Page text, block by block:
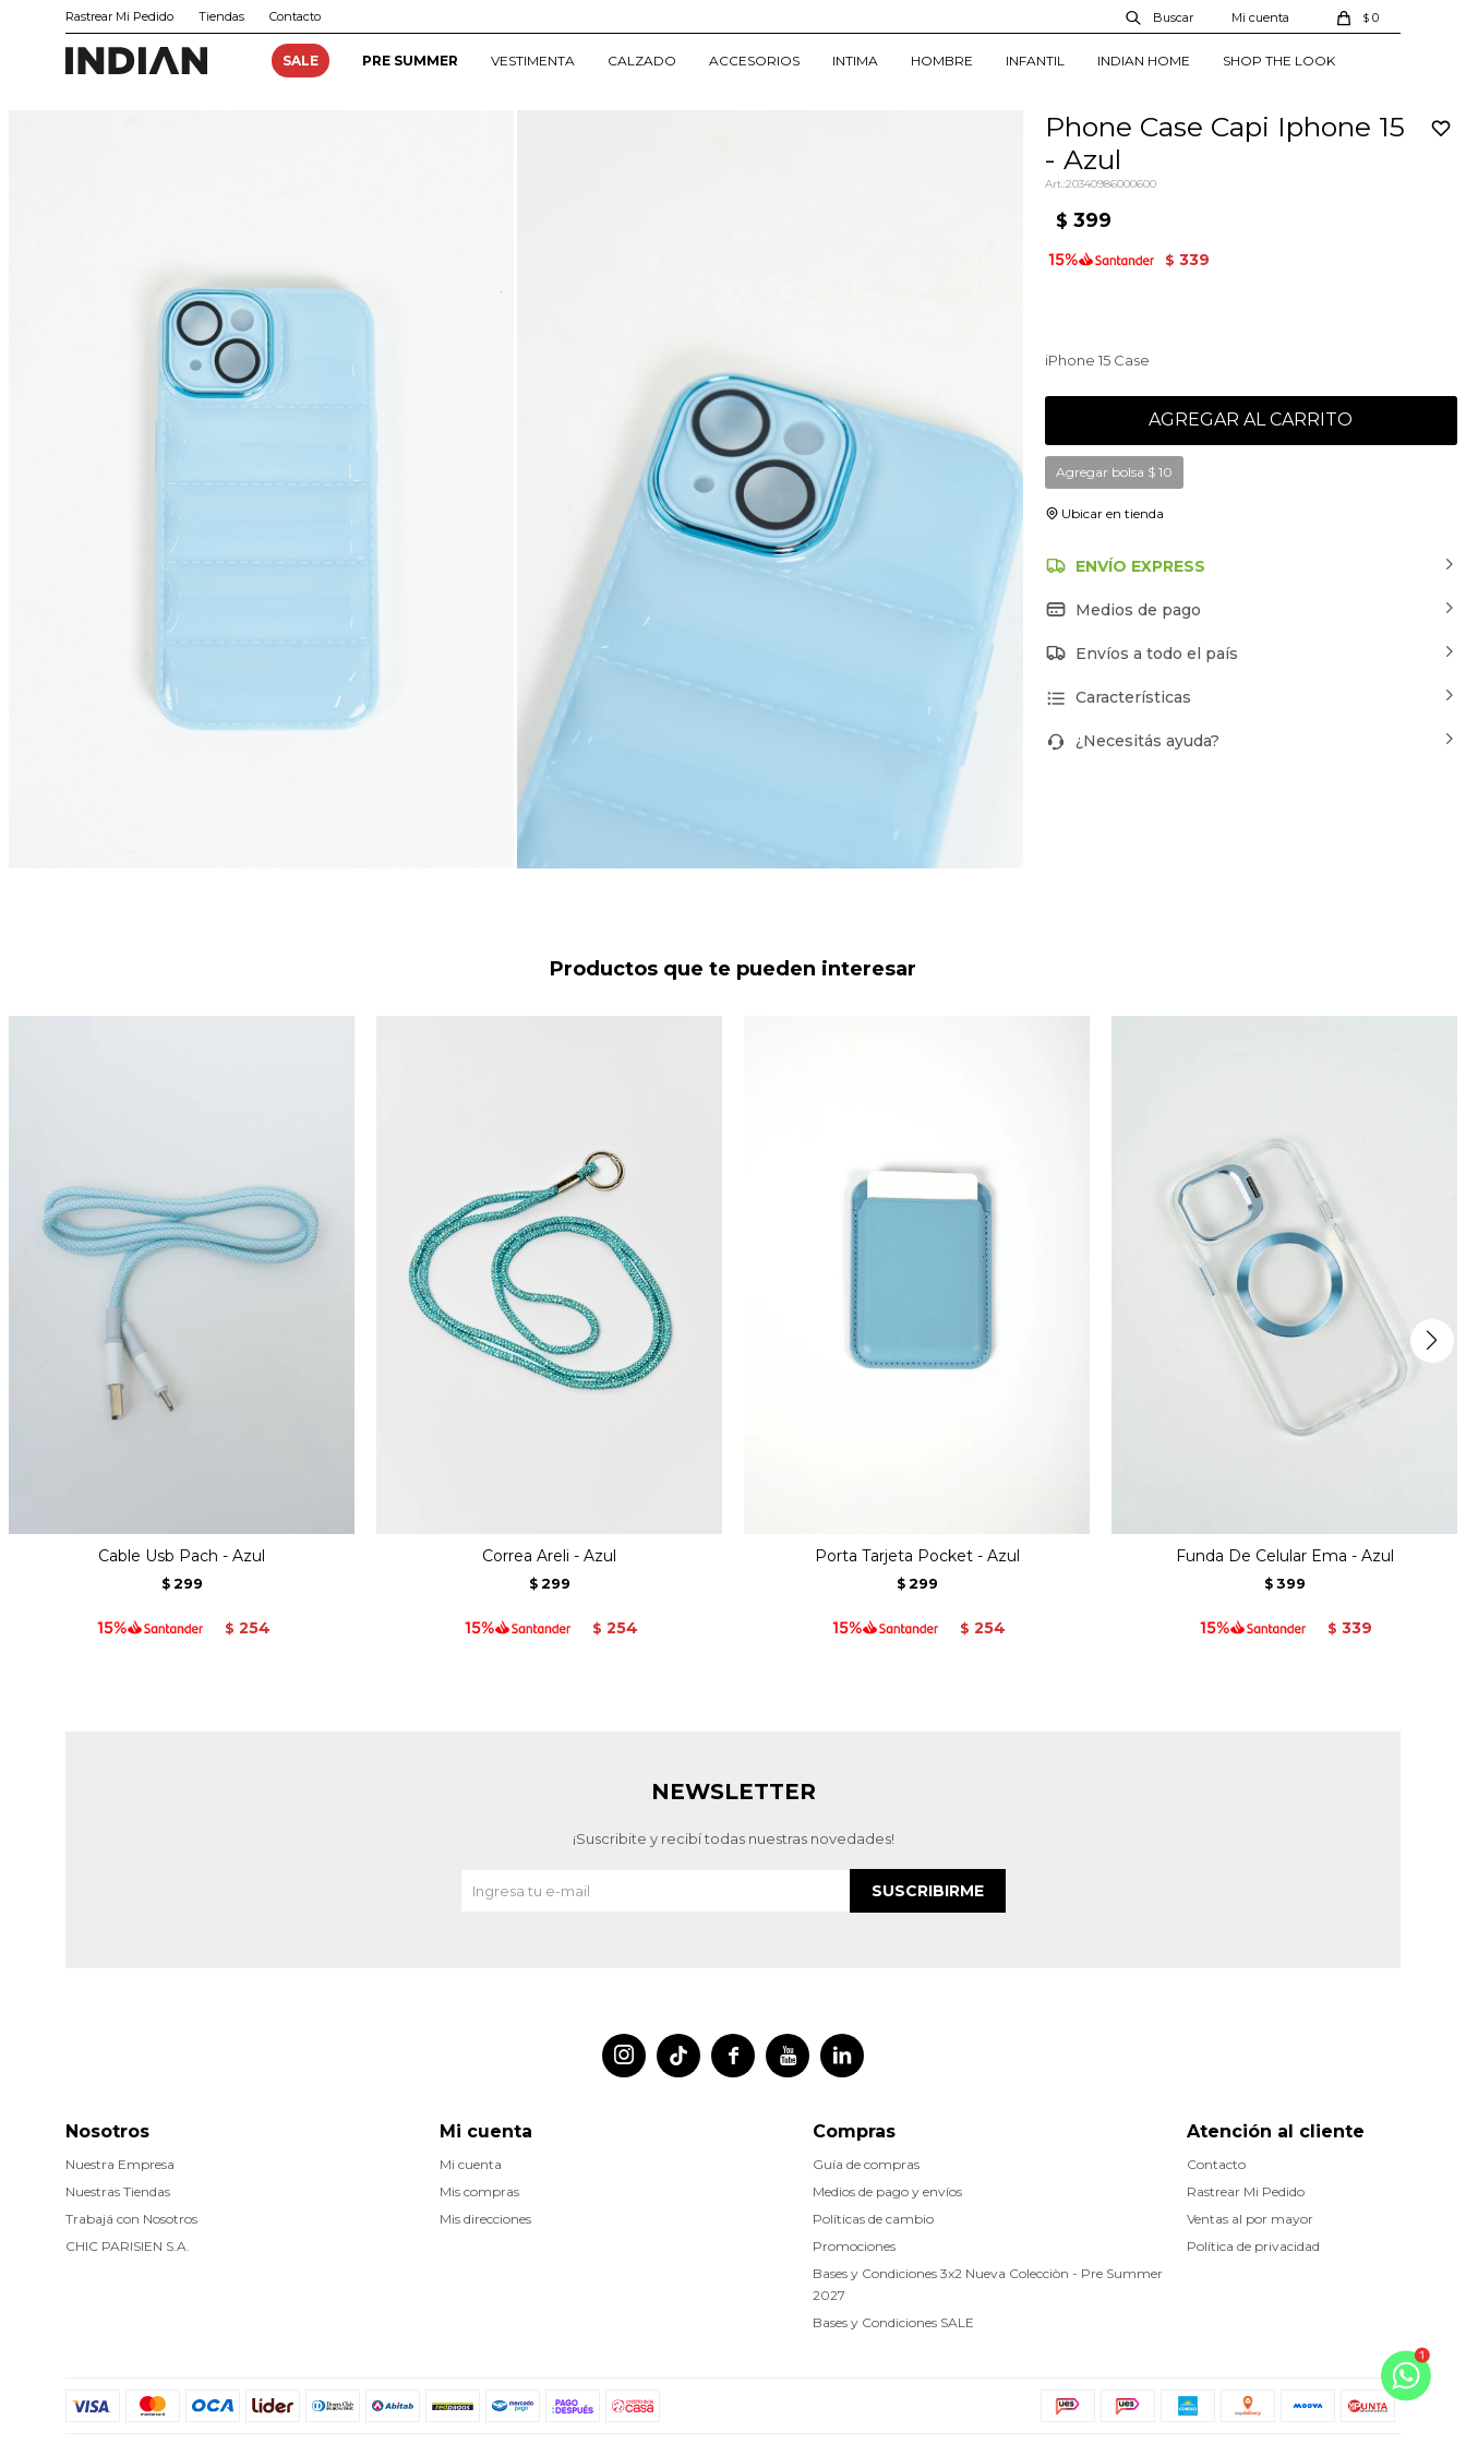
SALE PRE SUMMER VESTIMENTA CALZADO ACCESORIOS INTIMA HOMBRE INFANTIL INDIAN HOME SHOP THE LOOK
$ 0
Rastrear Mi Pedido Tiendas Contacto
Phone Case Capi Iphone 15
- Azul
20340986000600
$ 399
$ 339
iPhone 15 Case
AGREGAR AL CARRITO
Agregar bolsa $ 10
Ubicar en tienda
ENVÍO EXPRESS
Medios de pago
Envíos a todo el país
Características
¿Necesitás ayuda?
Productos que te pueden interesar
Cable Usb Pach - Azul
$ 299
$ 254
Correa Areli - Azul
$ 299
$ 254
Porta Tarjeta Pocket - Azul
$ 299
$ 254
Funda De Celular Ema - Azul
$ 399
$ 339
 
 
Atención al cliente
Contacto
Rastrear Mi Pedido
Ventas al por mayor
Política de privacidad
Nosotros
Nuestra Empresa
Nuestras Tiendas
Trabajá con Nosotros
CHIC PARISIEN S.A.
Compras
Guía de compras
Medios de pago y envíos
Políticas de cambio
Promociones
Bases y Condiciones 3x2 Nueva Colecciòn - Pre Summer
2027
Bases y Condiciones SALE
Mi cuenta
Mi cuenta
Mis compras
Mis direcciones
NEWSLETTER
¡Suscribite y recibí todas nuestras novedades!
SUSCRIBIRME